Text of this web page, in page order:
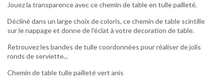
Jouez la transparence avec ce chemin de table en tulle pailleté.
Décliné dans un large choix de coloris, ce chemin de table scintille
sur le nappage et donne de l'éclat à votre decoration de table.
Retrouvez les bandes de tulle coordonnées pour réaliser de jolis
ronds de serviette...
Chemin de table tulle pailleté vert anis